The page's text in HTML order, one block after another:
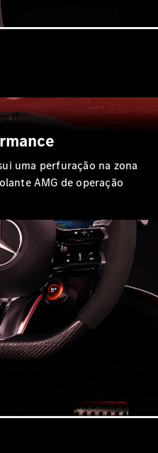
uma perfuração na zona
AMG de operação